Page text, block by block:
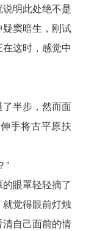
明此处绝不是
窦暗生，刚试
这时，感觉中
半步，然而面
手将古平原扶
”
眼罩轻轻摘了
觉得眼前灯烛
自己面前的情